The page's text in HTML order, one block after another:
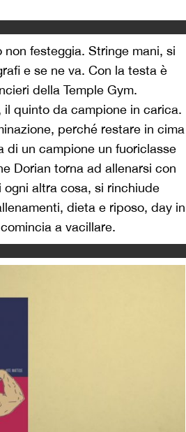
festeggia. Stringe mani, si
e se ne va. Con la testa è
della Temple Gym.
il quinto da campione in carica.
perché restare in cima
di un campione un fuoriclasse
Dorian torna ad allenarsi con
ogni altra cosa, si rinchiude
dieta e riposo, day in
a vacillare.